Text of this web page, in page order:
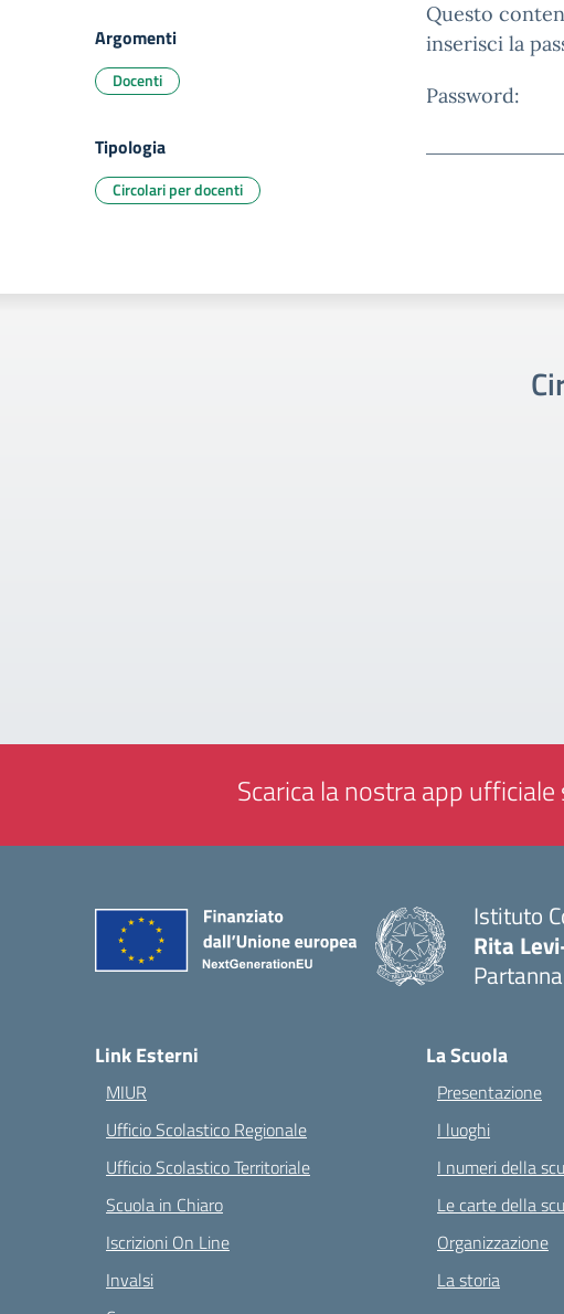
Questo
inserisci la
Password:
Argomenti
Docenti
Tipologia
Circolari per docenti
Scarica la nostra app ufficiale
Istituto
Rita
Link Esterni
MIUR
Ufficio Scolastico Regionale
Ufficio Scolastico Territoriale
Scuola in Chiaro
Iscrizioni On Line
Invalsi
La Scuola
Presentazione
I luoghi
I numeri della
Le carte della
Organizzazione
La storia